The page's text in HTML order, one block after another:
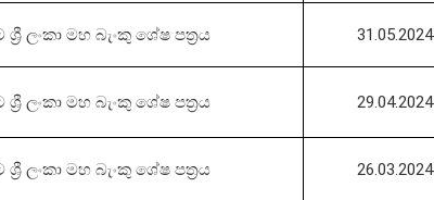
ශ්‍රී ලංකා මහ බැංකු ශේෂ පත්‍රය 31.05.2024
ශ්‍රී ලංකා මහ බැංකු ශේෂ පත්‍රය 29.04.2024
ශ්‍රී ලංකා මහ බැංකු ශේෂ පත්‍රය 26.03.2024